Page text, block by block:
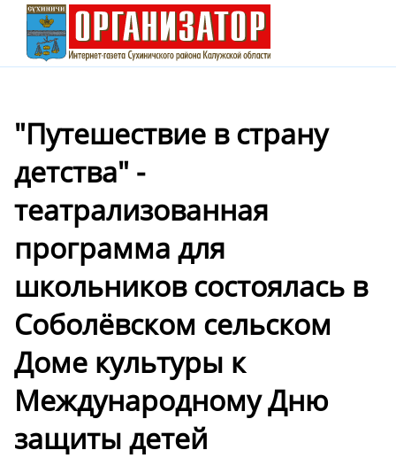
"Путешествие в страну
детства" -
театрализованная
программа для
школьников состоялась в
Соболёвском сельском
Доме культуры к
Международному Дню
защиты детей